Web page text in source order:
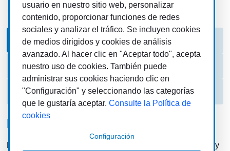
Giahsa Social Plan de Igualdad
Plan de Igualdad Acceso a la Empresa
Ayudas sociales Acoso laboral
Normas
Plan de Igualdad
La finalidad del Plan de Igualdad de Giahsa es implantar y
usuario en nuestro sitio web, personalizar
contenido, proporcionar funciones de redes
sociales y analizar el tráfico. Se incluyen cookies
de medios dirigidos y cookies de análisis
avanzado. Al hacer clic en "Aceptar todo", acepta
nuestro uso de cookies. También puede
administrar sus cookies haciendo clic en
"Configuración" y seleccionando las categorías
que le gustaría aceptar. Consulte la Política de
cookies
Configuración